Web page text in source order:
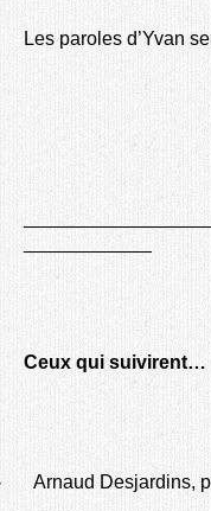
Les paroles d’Yvan
____________
Ceux qui suivirent…
Arnaud Desjardins,